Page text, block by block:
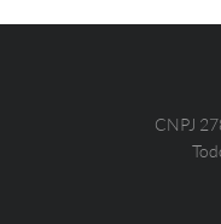
CNPJ